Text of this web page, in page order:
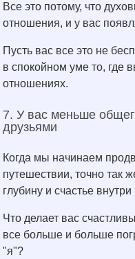
Все это потому, что
отношения, и у вас
Пусть вас все это не
в спокойном уме то, где
отношениях.
7. У вас меньше
друзьями
Когда мы начинаем
путешествии, точно так
глубину и счастье внутри
Что делает вас
все больше и больше
"я"?